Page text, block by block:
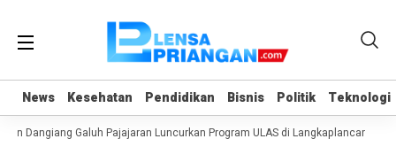
News Kesehatan Pendidikan Bisnis Politik Teknologi
News Kesehatan Pendidikan Bisnis Politik Teknologi
Dangiang Galuh Pajajaran Luncurkan Program ULAS di Langkaplancar